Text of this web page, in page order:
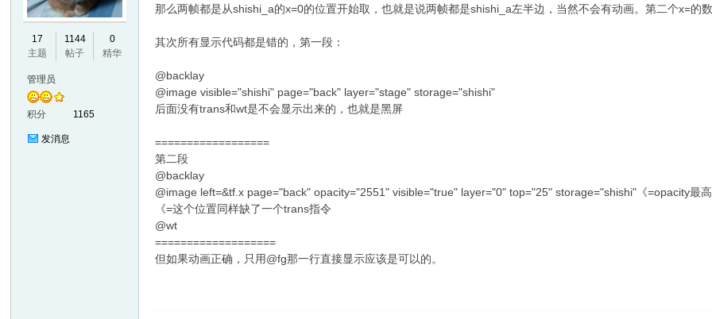
17
主题
1144
帖子
0
精华
管理员
积分 1165
发消息
那么两帧都是从shishi_a的x=0的位置开始取，也就是说两帧都是shishi_a左半边，当然不会有动画。第二个x=
其次所有显示代码都是错的，第一段：
@backlay
@image visible="shishi" page="back" layer="stage" storage="shishi"
后面没有trans和wt是不会显示出来的，也就是黑屏
==================
第二段
@backlay
@image left=&tf.x page="back" opacity="2551" visible="true" layer="0" top="25" storage="shishi"《=opacity最
《=这个位置同样缺了一个trans指令
@wt
===================
但如果动画正确，只用@fg那一行直接显示应该是可以的。